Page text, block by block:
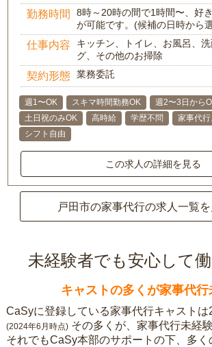
勤務時間
8時～20時の間で1時間〜、好
が可能です。(候補の日時から
仕事内容
キッチン、トイレ、お風呂、
グ、その他のお掃除
契約形態 業務委託
週1〜OK スキマ時間勤務OK
週2〜3日から
土日祝のみOK
高時給 学歴不問
家事代
シフト自由
この求人の詳細を見る
戸田市の家事代行の求人一覧を
未経験者でも安心して
キャストの多くが家事代行
CaSyに登録している家事代行キャストは
(2024年6月時点) その多くが、家事代行未経
それでもCaSy本部のサポートの下、多く